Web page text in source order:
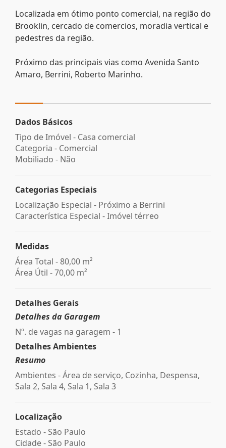
Localizada em ótimo ponto comercial, na região do
Brooklin, cercado de comercios, moradia vertical e
pedestres da região.
Próximo das principais vias como Avenida Santo
Amaro, Berrini, Roberto Marinho.
Dados Básicos
Tipo de Imóvel - Casa comercial
Categoria - Comercial
Mobiliado - Não
Categorias Especiais
Localização Especial - Próximo a Berrini
Característica Especial - Imóvel térreo
Medidas
Área Total - 80,00 m²
Área Útil - 70,00 m²
Detalhes Gerais
Detalhes da Garagem
Nº. de vagas na garagem - 1
Detalhes Ambientes
Resumo
Ambientes - Área de serviço, Cozinha, Despensa,
Sala 2, Sala 4, Sala 1, Sala 3
Localização
Estado - São Paulo
Cidade - São Paulo